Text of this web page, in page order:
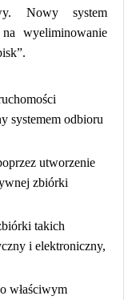
Nowy system
wyeliminowanie
systemem odbioru
utworzenie
zbiórki
takich
i elektroniczny,
właściwym